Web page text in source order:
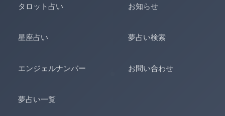
タロット占い
星座占い
エンジェルナンバー
夢占い一覧
お知らせ
夢占い検索
お問い合わせ